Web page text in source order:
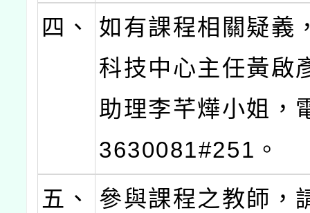
四、
如有課程相關疑義
科技中心主任黃啟
助理李芊燁小姐，
3630081#251。
五、
參與課程之教師，